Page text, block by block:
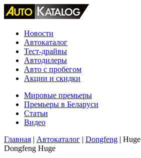
Новости
Автокаталог
Тест-драйвы
Автодилеры
Авто с пробегом
Акции и скидки
Мировые премьеры
Премьеры в Беларуси
Статьи
Видео
Главная | Автокаталог | Dongfeng | Huge
Dongfeng Huge